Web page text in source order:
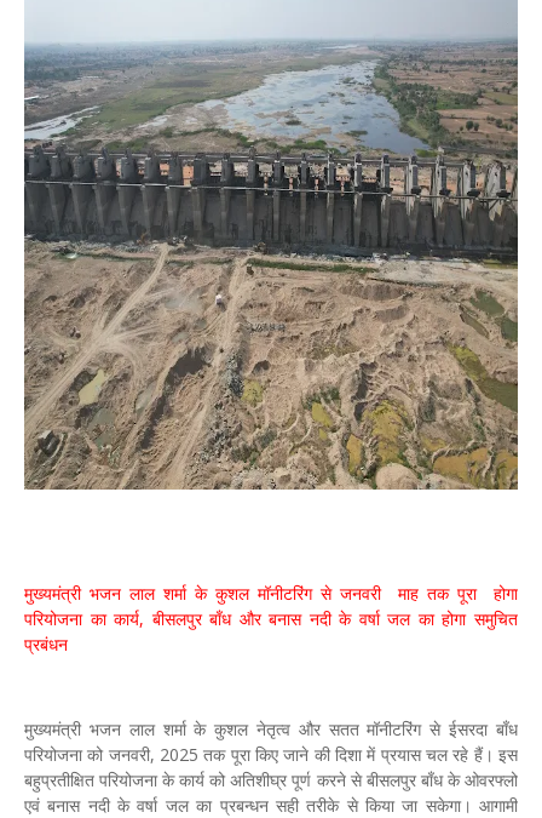
मुख्यमंत्री भजन लाल शर्मा के कुशल मॉनीटरिंग से जनवरी माह तक पूरा होगा
परियोजना का कार्य, बीसलपुर बाँध और बनास नदी के वर्षा जल का होगा समुचित
प्रबंधन
मुख्यमंत्री भजन लाल शर्मा के कुशल नेतृत्व और सतत मॉनीटरिंग से ईसरदा बाँध
परियोजना को जनवरी, 2025 तक पूरा किए जाने की दिशा में प्रयास चल रहे हैं। इस
बहुप्रतीक्षित परियोजना के कार्य को अतिशीघ्र पूर्ण करने से बीसलपुर बाँध के ओवरफ्लो
एवं बनास नदी के वर्षा जल का प्रबन्धन सही तरीके से किया जा सकेगा। आगामी